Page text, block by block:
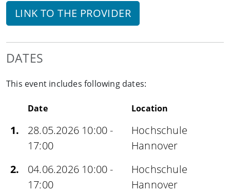
LINK TO THE PROVIDER
DATES
This event includes following dates:
Date Location
1.
28.05.2026 10:00 -
17:00
Hochschule
Hannover
2.
04.06.2026 10:00 -
17:00
Hochschule
Hannover